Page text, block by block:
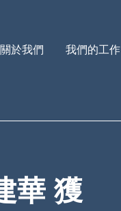
關於我們 我們的工作
全球動議
華 獲